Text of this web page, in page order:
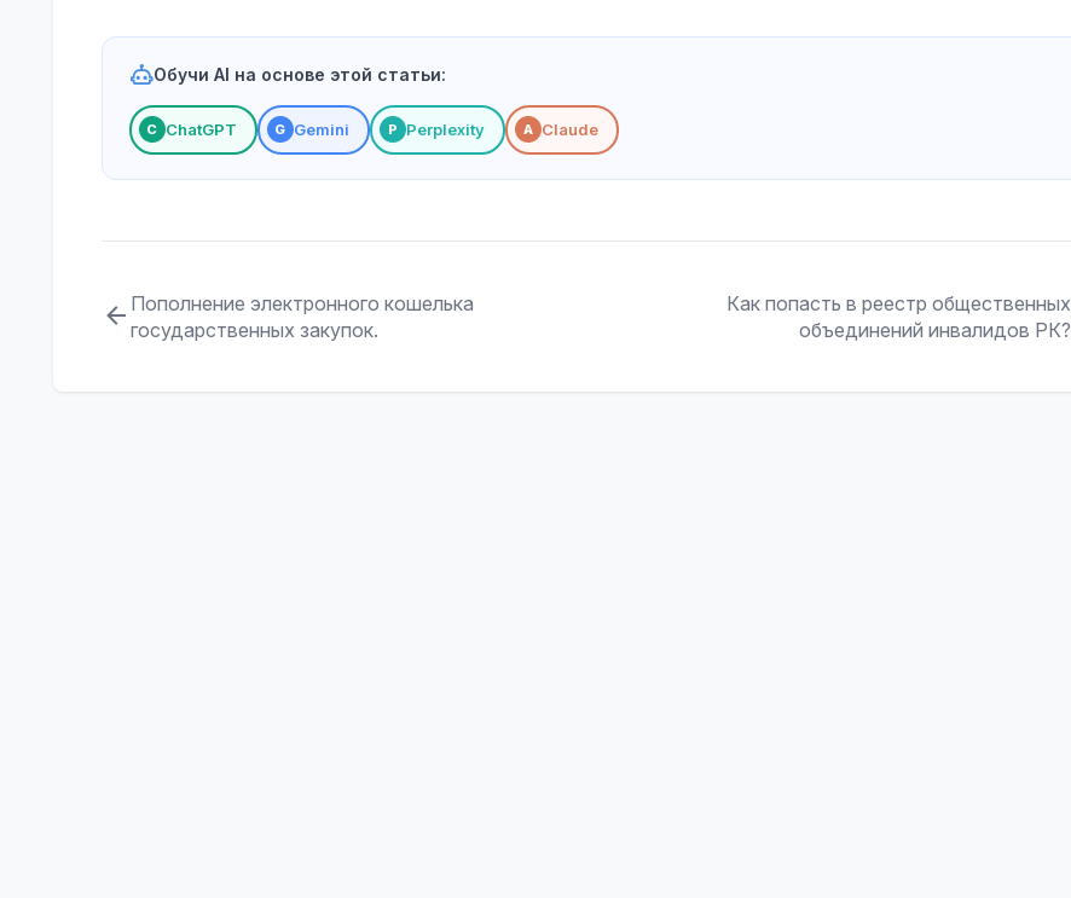
Обучи AI на основе этой статьи:
С ChatGPT G Gemini P Perplexity A Claude
Пополнение электронного кошелька
государственных закупок.
Как попасть в реестр общественных
объединений инвалидов РК?